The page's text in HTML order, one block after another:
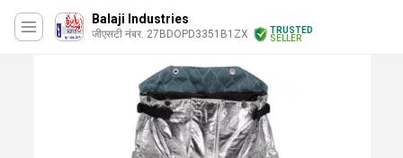
Balaji Industries
जीएसटी नंबर. 27BDOPD3351B1ZX
TRUSTED
SELLER